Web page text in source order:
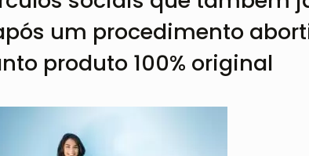
um procedimento
produto 100% original